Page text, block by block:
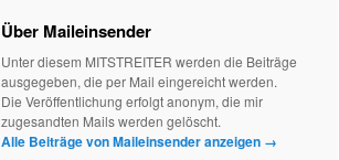
Über Maileinsender
Unter diesem MITSTREITER werden die Beiträge
ausgegeben, die per Mail eingereicht werden.
Die Veröffentlichung erfolgt anonym, die mir
zugesandten Mails werden gelöscht.
Alle Beiträge von Maileinsender anzeigen →